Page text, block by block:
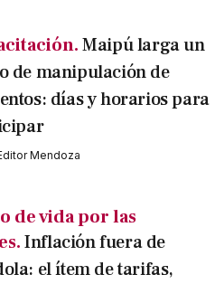
Maipú larga un
de manipulación de
días y horarios para
Mendoza
de vida por las
Inflación fuera de
el ítem de tarifas,